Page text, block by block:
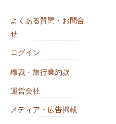
よくある質問・お問合
せ
ログイン
標識・旅行業約款
運営会社
メディア・広告掲載